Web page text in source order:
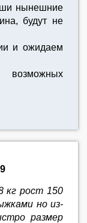
нынешние
будут не
и ожидаем
кг рост 150
но из-
размер